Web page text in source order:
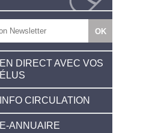
EN DIRECT AVEC VOS
ÉLUS
INFO CIRCULATION
E-ANNUAIRE